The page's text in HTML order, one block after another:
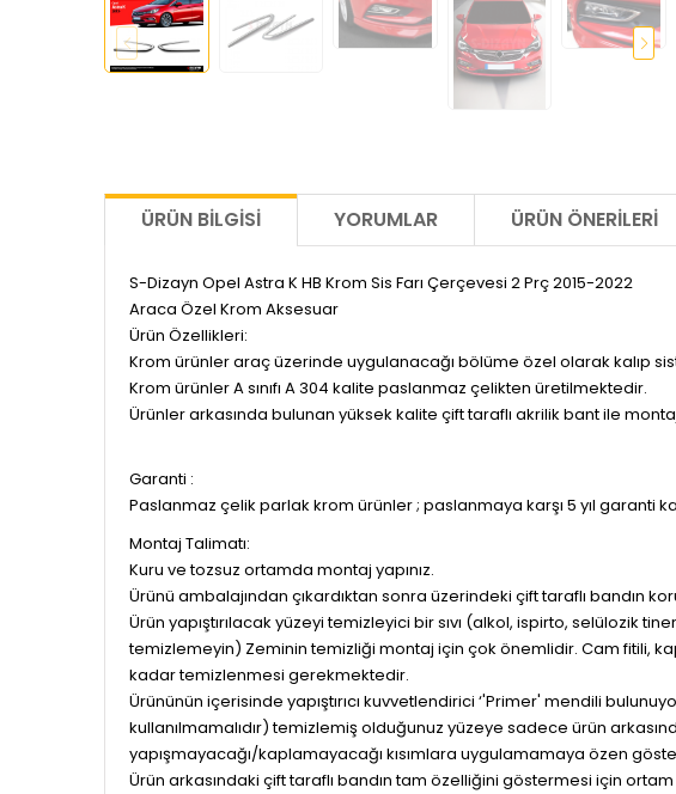
ÜRÜN BILGISI YORUMLAR ÜRÜN ÖNERILERI
S-Dizayn Opel Astra K HB Krom Sis Farı Çerçevesi 2 Prç 2015-2022
Araca Özel Krom Aksesuar
Ürün Özellikleri:
Krom ürünler araç üzerinde uygulanacağı bölüme özel olarak kalıp
Krom ürünler A sınıfı A 304 kalite paslanmaz çelikten üretilmektedir.
Ürünler arkasında bulunan yüksek kalite çift taraflı akrilik bant ile
Garanti :
Paslanmaz çelik parlak krom ürünler ; paslanmaya karşı 5 yıl garanti
Montaj Talimatı:
Kuru ve tozsuz ortamda montaj yapınız.
Ürünü ambalajından çıkardıktan sonra üzerindeki çift taraflı bandın
Ürün yapıştırılacak yüzeyi temizleyici bir sıvı (alkol, ispirto, selülozik
temizlemeyin) Zeminin temizliği montaj için çok önemlidir. Cam fitili,
kadar temizlenmesi gerekmektedir.
Ürününün içerisinde yapıştırıcı kuvvetlendirici ‘'Primer' mendili
kullanılmamalıdır) temizlemiş olduğunuz yüzeye sadece ürün
yapışmayacağı/kaplamayacağı kısımlara uygulamamaya özen
Ürün arkasındaki çift taraflı bandın tam özelliğini göstermesi için